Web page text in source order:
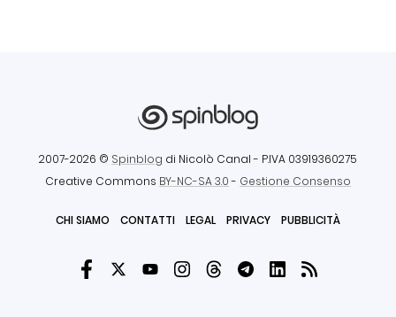
2007-2026 © Spinblog di Nicolò Canal - P.IVA 03919360275
Creative Commons BY-NC-SA 3.0- Gestione Consenso
CHI SIAMO CONTATTI LEGAL PRIVACY PUBBLICITÀ